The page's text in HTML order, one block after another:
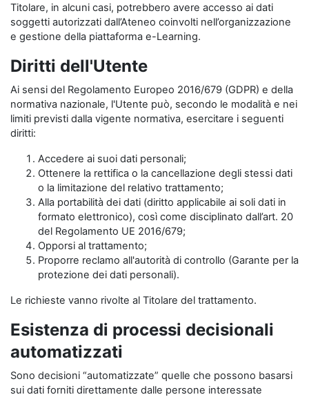
Titolare, in alcuni casi, potrebbero avere accesso ai dati
soggetti autorizzati dall’Ateneo coinvolti nell’organizzazione
e gestione della piattaforma e-Learning.
Diritti dell'Utente
Ai sensi del Regolamento Europeo 2016/679 (GDPR) e della
normativa nazionale, l'Utente può, secondo le modalità e nei
limiti previsti dalla vigente normativa, esercitare i seguenti
diritti:
Accedere ai suoi dati personali;
Ottenere la rettifica o la cancellazione degli stessi dati
o la limitazione del relativo trattamento;
Alla portabilità dei dati (diritto applicabile ai soli dati in
formato elettronico), così come disciplinato dall’art. 20
del Regolamento UE 2016/679;
Opporsi al trattamento;
Proporre reclamo all'autorità di controllo (Garante per la
protezione dei dati personali).
Le richieste vanno rivolte al Titolare del trattamento.
Esistenza di processi decisionali
automatizzati
Sono decisioni “automatizzate” quelle che possono basarsi
sui dati forniti direttamente dalle persone interessate